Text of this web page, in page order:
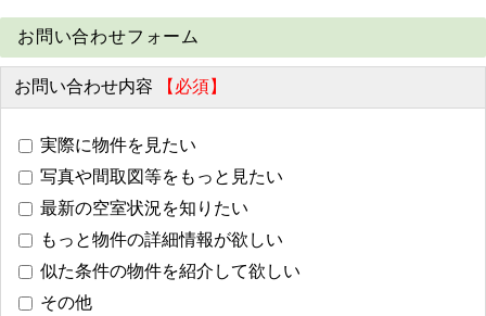
お問い合わせフォーム
お問い合わせ内容 【必須】
実際に物件を見たい
写真や間取図等をもっと見たい
最新の空室状況を知りたい
もっと物件の詳細情報が欲しい
似た条件の物件を紹介して欲しい
その他